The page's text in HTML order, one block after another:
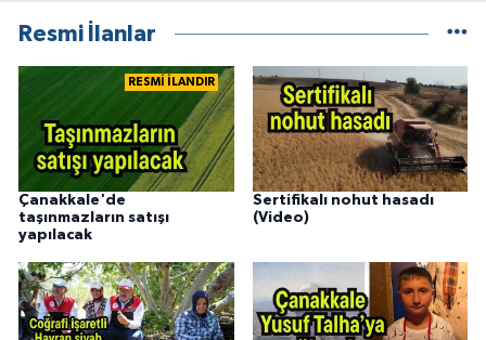
Resmi İlanlar
RESMİ İLANDIR
Çanakkale'de
taşınmazların satışı
yapılacak
Sertifikalı nohut hasadı
(Video)